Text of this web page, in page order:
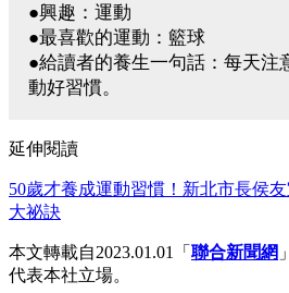
●興趣：運動
●最喜歡的運動：籃球
●給讀者的養生一句話：每天注
動好習慣。
延伸閱讀
50歲才養成運動習慣！新北市長侯
大祕訣
本文轉載自2023.01.01「 聯合新聞網
代表本社立場。